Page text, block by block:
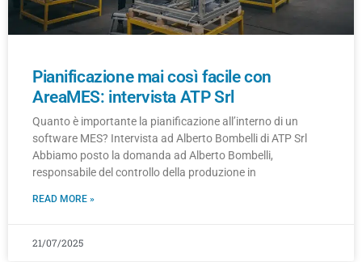
Pianificazione mai così facile con
AreaMES: intervista ATP Srl
Quanto è importante la pianificazione all’interno di un
software MES? Intervista ad Alberto Bombelli di ATP Srl
Abbiamo posto la domanda ad Alberto Bombelli,
responsabile del controllo della produzione in
READ MORE »
21/07/2025